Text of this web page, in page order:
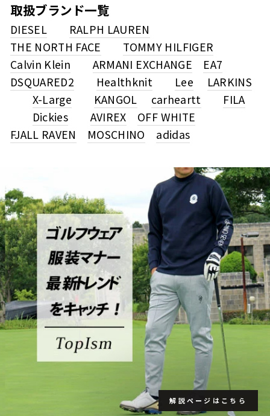
取扱ブランド一覧
DIESEL
RALPH LAUREN
THE NORTH FACE
TOMMY HILFIGER
Calvin Klein
ARMANI EXCHANGE
EA7
DSQUARED2
Healthknit Lee
LARKINS
X-Large
KANGOL carheartt
FILA
Dickies
AVIREX
OFF WHITE
FJALL RAVEN
MOSCHINO adidas
解説ページはこちら